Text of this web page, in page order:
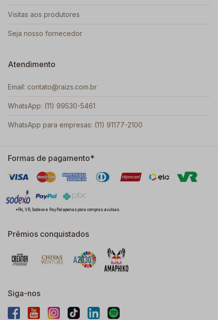
Visitas aos produtores
Seja nosso fornecedor
Atendimento
Email: contato@raizs.com.br
WhatsApp: (11) 99530-5461
WhatsApp para empresas: (11) 91177-2100
Formas de pagamento*
*Pix, VR, Sodexo e PayPal apenas para compras avulsas.
Prêmios conquistados
Siga-nos